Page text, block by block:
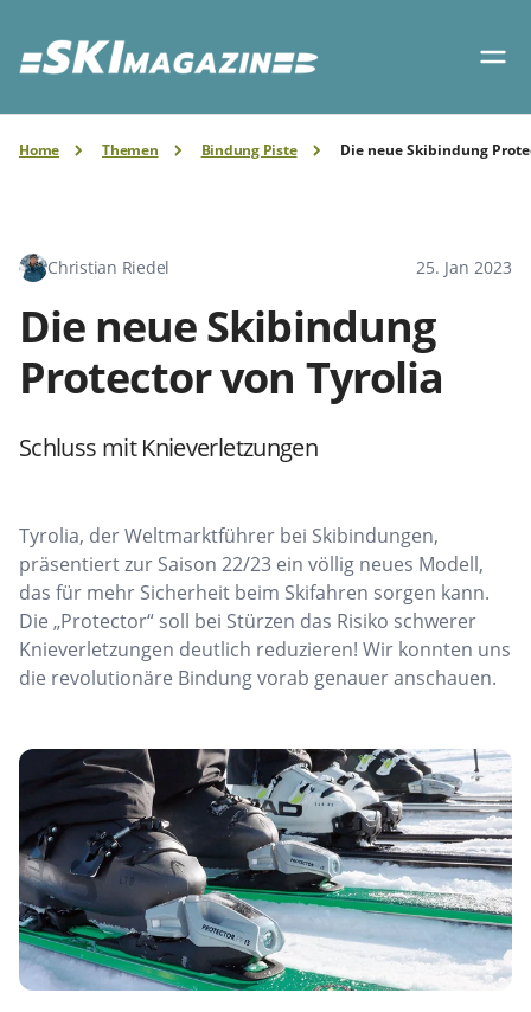
Home Themen Bindung Piste Die neue Skibindung
Christian Riedel 25. Jan 2023
Die neue Skibindung
Protector von Tyrolia
Schluss mit Knieverletzungen
Tyrolia, der Weltmarktführer bei Skibindungen,
präsentiert zur Saison 22/23 ein völlig neues Modell,
das für mehr Sicherheit beim Skifahren sorgen kann.
Die „Protector“ soll bei Stürzen das Risiko schwerer
Knieverletzungen deutlich reduzieren! Wir konnten uns
die revolutionäre Bindung vorab genauer anschauen.